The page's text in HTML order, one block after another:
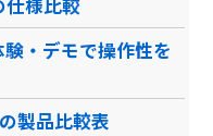
様比較
・デモで操作性を
製品比較表